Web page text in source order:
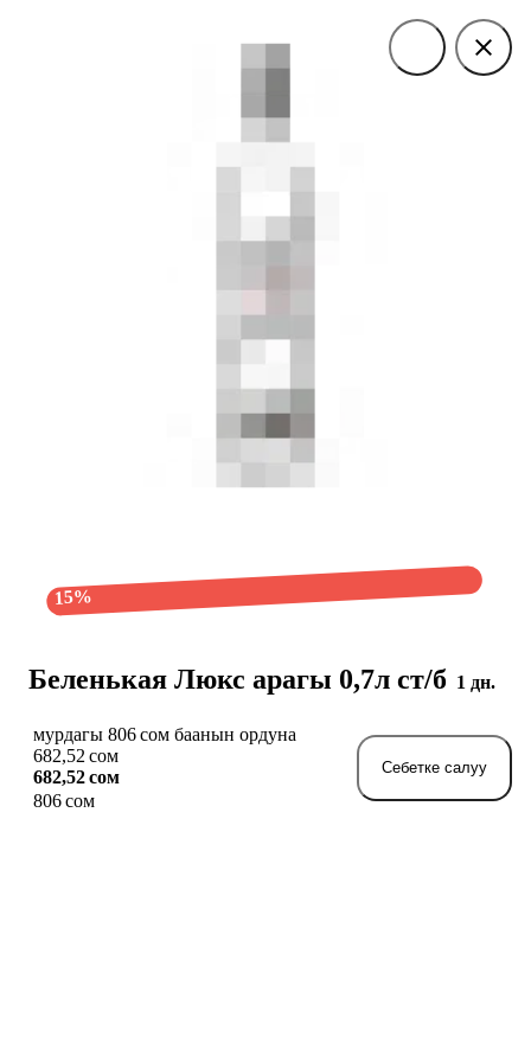
Беленькая Люкс арагы 0,7л ст/б 1 дн.
15%
мурдагы 806 сом баанын ордуна
682,52 сом
682,52 сом
806 сом
Себетке салуу